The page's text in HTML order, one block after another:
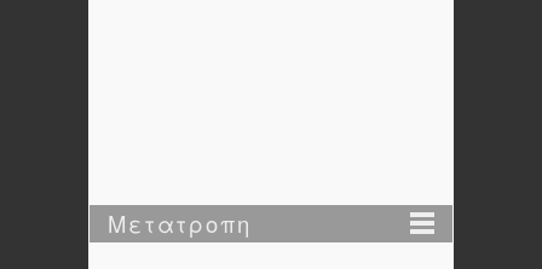
Μετατροπη